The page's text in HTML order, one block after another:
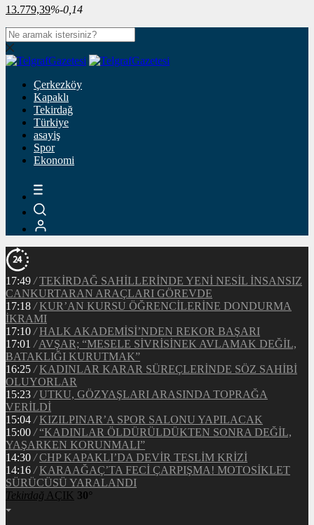
13.779,39%-0,14
Çerkezköy
Kapaklı
Tekirdağ
Türkiye
asayiş
Spor
Ekonomi
17:49 / TEKİRDAĞ SAHİLLERİNDE YENİ NESİL İNSANSIZ
CANKURTARAN ARAÇLARI GÖREVDE
17:18 / KUR’AN KURSU ÖĞRENCİLERİNE DONDURMA
İKRAMI
17:10 / HALK AKADEMİSİ’NDEN REKOR BAŞARI
17:01 / AVŞAR; “MESELE SİVRİSİNEK AVLAMAK DEĞİL,
BATAKLIĞI KURUTMAK”
16:25 / KADINLAR KARAR SÜREÇLERİNDE SÖZ SAHİBİ
OLUYORLAR
15:23 / UTKU, GÖZYAŞLARI ARASINDA TOPRAĞA
VERİLDİ
15:04 / KIZILPINAR’A SPOR SALONU YAPILACAK
15:00 / “KADINLAR ÖLDÜRÜLDÜKTEN SONRA DEĞİL,
YAŞARKEN KORUNMALI”
14:30 / CHP KAPAKLI’DA DEVİR TESLİM KRİZİ
14:16 / KARAAĞAÇ’TA FECİ ÇARPIŞMA! MOTOSİKLET
SÜRÜCÜSÜ YARALANDI
Tekirdağ AÇIK 30°